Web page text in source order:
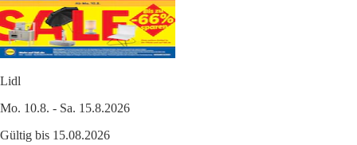
Lidl
Mo. 10.8. - Sa. 15.8.2026
Gültig bis 15.08.2026